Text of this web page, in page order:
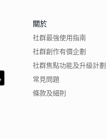
關於
社群最強使用指南
社群創作有價企劃
社群焦點功能及升級計劃
常見問題
條款及細則